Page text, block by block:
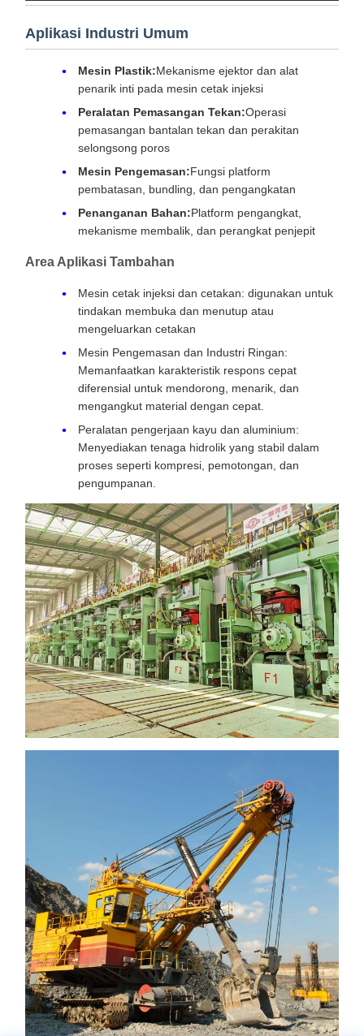
Aplikasi Industri Umum
Mesin Plastik:Mekanisme ejektor dan alat
penarik inti pada mesin cetak injeksi
Peralatan Pemasangan Tekan:Operasi
pemasangan bantalan tekan dan perakitan
selongsong poros
Mesin Pengemasan:Fungsi platform
pembatasan, bundling, dan pengangkatan
Penanganan Bahan:Platform pengangkat,
mekanisme membalik, dan perangkat penjepit
Area Aplikasi Tambahan
Mesin cetak injeksi dan cetakan: digunakan untuk
tindakan membuka dan menutup atau
mengeluarkan cetakan
Mesin Pengemasan dan Industri Ringan:
Memanfaatkan karakteristik respons cepat
diferensial untuk mendorong, menarik, dan
mengangkut material dengan cepat.
Peralatan pengerjaan kayu dan aluminium:
Menyediakan tenaga hidrolik yang stabil dalam
proses seperti kompresi, pemotongan, dan
pengumpanan.